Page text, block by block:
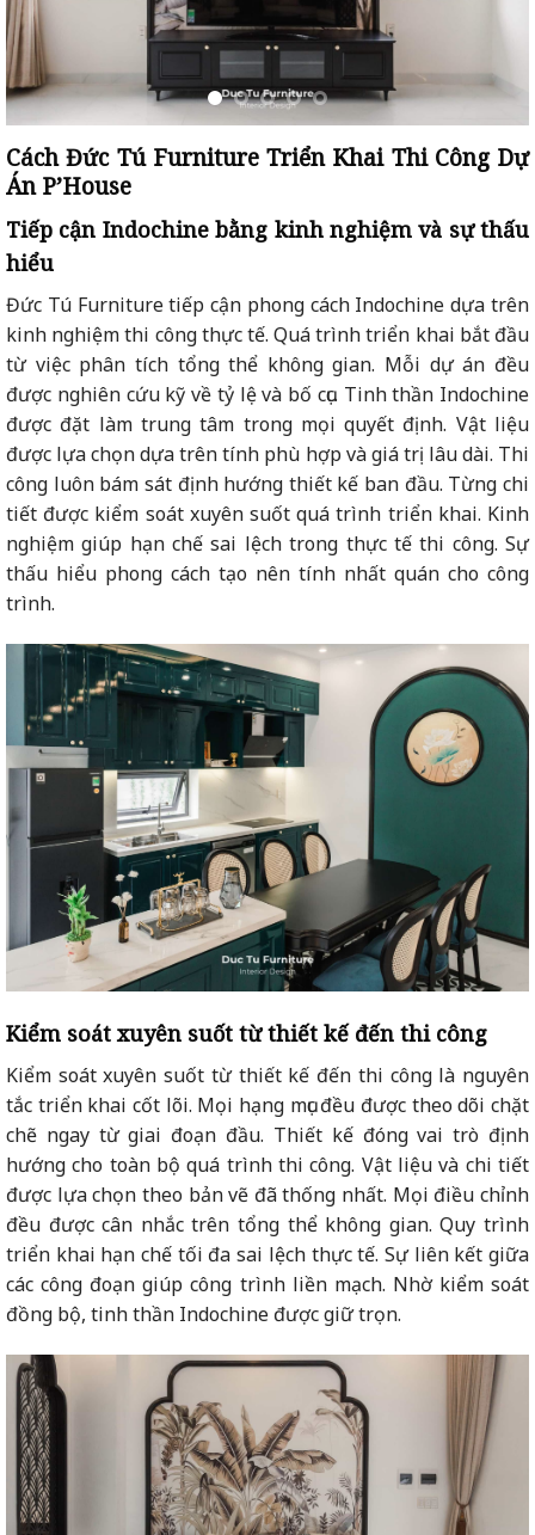
Cách Đức Tú Furniture Triển Khai Thi Công Dự
Án P’House
Tiếp cận Indochine bằng kinh nghiệm và sự thấu
hiểu
Đức Tú Furniture tiếp cận phong cách Indochine dựa trên
kinh nghiệm thi công thực tế. Quá trình triển khai bắt đầu
từ việc phân tích tổng thể không gian. Mỗi dự án đều
được nghiên cứu kỹ về tỷ lệ và bố cục. Tinh thần Indochine
được đặt làm trung tâm trong mọi quyết định. Vật liệu
được lựa chọn dựa trên tính phù hợp và giá trị lâu dài. Thi
công luôn bám sát định hướng thiết kế ban đầu. Từng chi
tiết được kiểm soát xuyên suốt quá trình triển khai. Kinh
nghiệm giúp hạn chế sai lệch trong thực tế thi công. Sự
thấu hiểu phong cách tạo nên tính nhất quán cho công
trình.
Kiểm soát xuyên suốt từ thiết kế đến thi công
Kiểm soát xuyên suốt từ thiết kế đến thi công là nguyên
tắc triển khai cốt lõi. Mọi hạng mục đều được theo dõi chặt
chẽ ngay từ giai đoạn đầu. Thiết kế đóng vai trò định
hướng cho toàn bộ quá trình thi công. Vật liệu và chi tiết
được lựa chọn theo bản vẽ đã thống nhất. Mọi điều chỉnh
đều được cân nhắc trên tổng thể không gian. Quy trình
triển khai hạn chế tối đa sai lệch thực tế. Sự liên kết giữa
các công đoạn giúp công trình liền mạch. Nhờ kiểm soát
đồng bộ, tinh thần Indochine được giữ trọn.